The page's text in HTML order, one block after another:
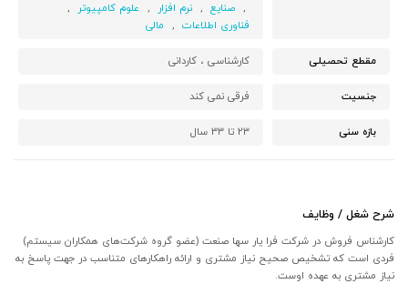
, صنایع , نرم افزار , علوم کامپیوتر
,
فناوری اطلاعات , مالی
مقطع تحصیلی کارشناسی ،کاردانی
جنسیت فرقی نمی کند
بازه سنی ۲۳ تا ۳۳ سال
شرح شغل / وظایف
کارشناس فروش در شرکت فرا یار سها صنعت (عضو گروه شرکت‌های همکاران سیستم)
فردی است که تشخیص صحیح نیاز مشتری و ارائه راهکارهای متناسب در جهت پاسخ به
نیاز مشتری به عهده اوست.